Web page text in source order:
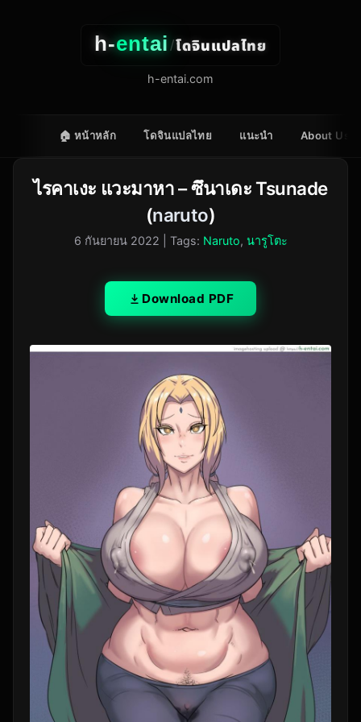
h-entai/โดจินแปลไทย
h-entai.com
🏠 หน้าหลัก โดจินแปลไทย แนะนำ About Us
ไรคาเงะ แวะมาหา – ซึนาเดะ Tsunade
(naruto)
6 กันยายน 2022 | Tags: Naruto, นารูโตะ
Download PDF